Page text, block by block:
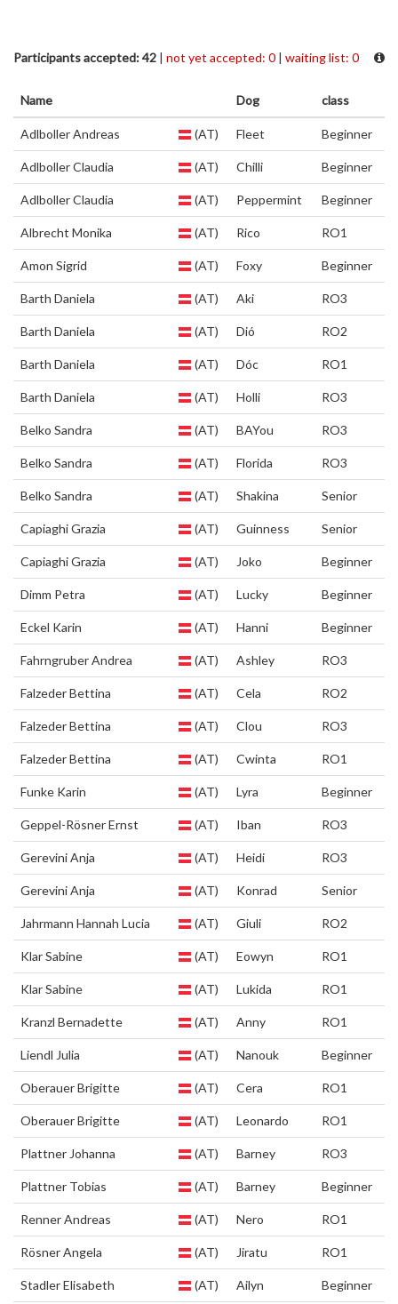
Participants accepted: 42 | not yet accepted: 0 | waiting list: 0
Name Dog class
Adlboller Andreas (AT) Fleet Beginner
Adlboller Claudia (AT) Chilli Beginner
Adlboller Claudia (AT) Peppermint Beginner
Albrecht Monika (AT) Rico RO1
Amon Sigrid (AT) Foxy Beginner
Barth Daniela (AT) Aki RO3
Barth Daniela (AT) Dió RO2
Barth Daniela (AT) Dóc RO1
Barth Daniela (AT) Holli RO3
Belko Sandra (AT) BAYou RO3
Belko Sandra (AT) Florida RO3
Belko Sandra (AT) Shakina Senior
Capiaghi Grazia (AT) Guinness Senior
Capiaghi Grazia (AT) Joko Beginner
Dimm Petra (AT) Lucky Beginner
Eckel Karin (AT) Hanni Beginner
Fahrngruber Andrea (AT) Ashley RO3
Falzeder Bettina (AT) Cela RO2
Falzeder Bettina (AT) Clou RO3
Falzeder Bettina (AT) Cwinta RO1
Funke Karin (AT) Lyra Beginner
Geppel-Rösner Ernst (AT) Iban RO3
Gerevini Anja (AT) Heidi RO3
Gerevini Anja (AT) Konrad Senior
Jahrmann Hannah Lucia (AT) Giuli RO2
Klar Sabine (AT) Eowyn RO1
Klar Sabine (AT) Lukida RO1
Kranzl Bernadette (AT) Anny RO1
Liendl Julia (AT) Nanouk Beginner
Oberauer Brigitte (AT) Cera RO1
Oberauer Brigitte (AT) Leonardo RO1
Plattner Johanna (AT) Barney RO3
Plattner Tobias (AT) Barney Beginner
Renner Andreas (AT) Nero RO1
Rösner Angela (AT) Jiratu RO1
Stadler Elisabeth (AT) Ailyn Beginner